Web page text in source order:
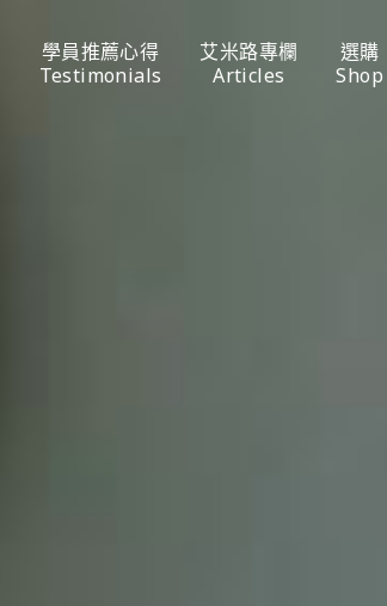
學員推薦心得
Testimonials
艾米路專欄
Articles
選購
Shop